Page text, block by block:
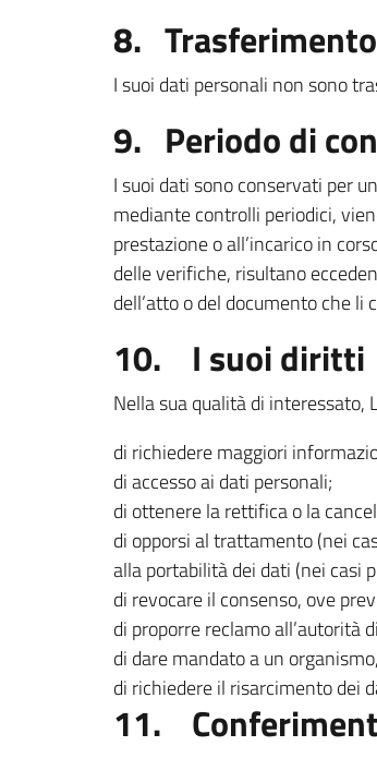
8. Trasferimento
I suoi dati personali non sono
9. Periodo di
I suoi dati sono conservati per
mediante controlli periodici,
prestazione o all’incarico in
delle verifiche, risultano
dell’atto o del documento che li
10. I suoi diritti
Nella sua qualità di interessato,
di richiedere maggiori
di accesso ai dati personali;
di ottenere la rettifica o la
di opporsi al trattamento (nei
alla portabilità dei dati (nei casi
di revocare il consenso, ove
di proporre reclamo all’autorità
di dare mandato a un
di richiedere il risarcimento dei
11.